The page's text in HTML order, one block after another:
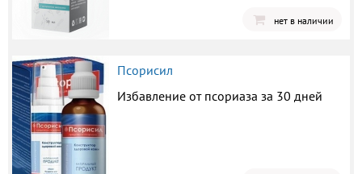
нет в наличии
Псорисил
Избавление от псориаза за 30 дней